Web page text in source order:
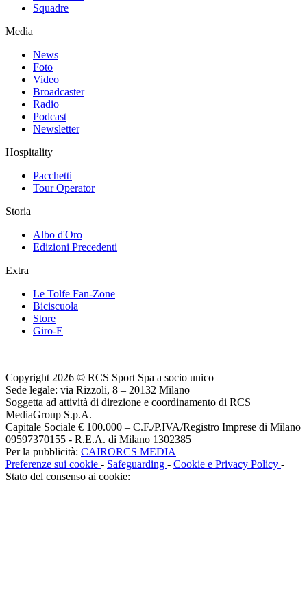
Squadre
Media
News
Foto
Video
Broadcaster
Radio
Podcast
Newsletter
Hospitality
Pacchetti
Tour Operator
Storia
Albo d'Oro
Edizioni Precedenti
Extra
Le Tolfe Fan-Zone
Biciscuola
Store
Giro-E
Copyright 2026 © RCS Sport Spa a socio unico
Sede legale: via Rizzoli, 8 – 20132 Milano
Soggetta ad attività di direzione e coordinamento di RCS
MediaGroup S.p.A.
Capitale Sociale € 100.000 – C.F./P.IVA/Registro Imprese di Milano
09597370155 - R.E.A. di Milano 1302385
Per la pubblicità: CAIRORCS MEDIA
Preferenze sui cookie - Safeguarding - Cookie e Privacy Policy -
Stato del consenso ai cookie: